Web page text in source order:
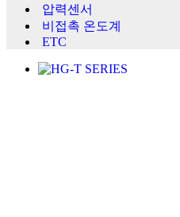
압력센서
비접촉 온도계
ETC